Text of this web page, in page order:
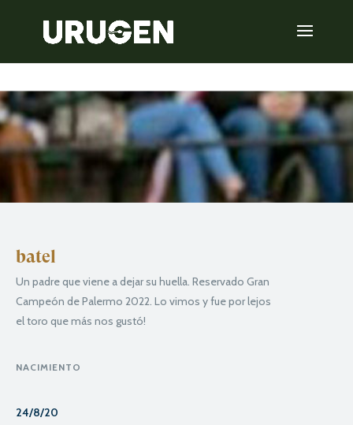
batel
Un padre que viene a dejar su huella. Reservado Gran
Campeón de Palermo 2022. Lo vimos y fue por lejos
el toro que más nos gustó!
NACIMIENTO
24/8/20